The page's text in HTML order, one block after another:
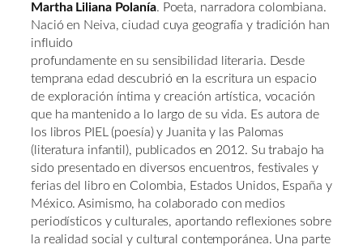
Martha Liliana Polanía. Poeta, narradora colombiana.
Nació en Neiva, ciudad cuya geografía y tradición han
influido
profundamente en su sensibilidad literaria. Desde
temprana edad descubrió en la escritura un espacio
de exploración íntima y creación artística, vocación
que ha mantenido a lo largo de su vida. Es autora de
los libros PIEL (poesía) y Juanita y las Palomas
(literatura infantil), publicados en 2012. Su trabajo ha
sido presentado en diversos encuentros, festivales y
ferias del libro en Colombia, Estados Unidos, España y
México. Asimismo, ha colaborado con medios
periodísticos y culturales, aportando reflexiones sobre
la realidad social y cultural contemporánea. Una parte